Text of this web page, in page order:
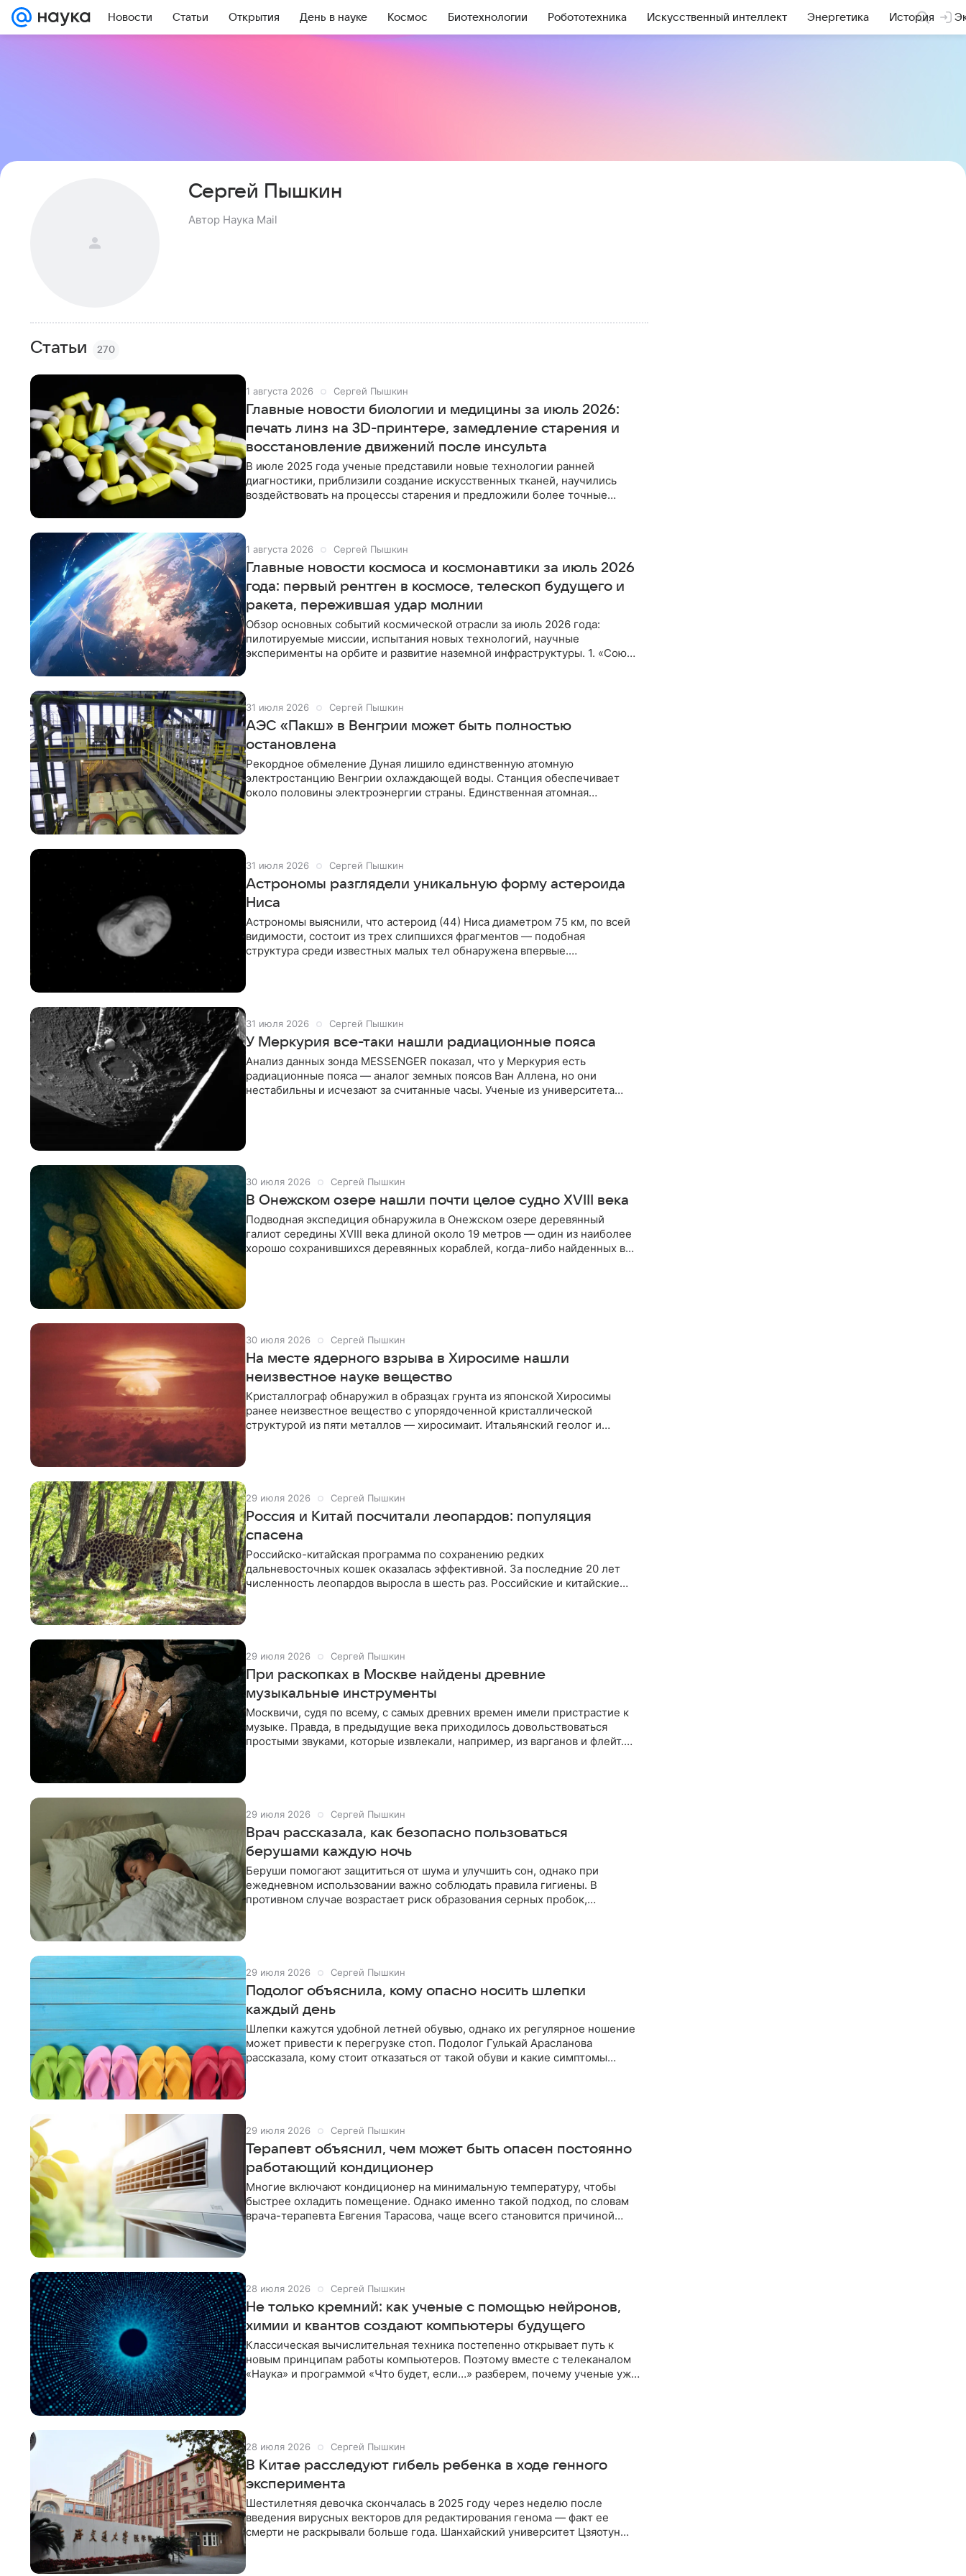
Новости Статьи Открытия День в науке Космос Биотехнологии Робототехника Искусственный интеллект Энергетика История
Сергей Пышкин
Автор Наука Mail
Статьи 270
1 августа 2026 Сергей Пышкин
Главные новости биологии и медицины за июль 2026:
печать линз на 3D-принтере, замедление старения и
восстановление движений после инсульта
В июле 2025 года ученые представили новые технологии ранней
диагностики, приблизили создание искусственных тканей, научились
воздействовать на процессы старения и предложили более точные
1 августа 2026 Сергей Пышкин
Главные новости космоса и космонавтики за июль 2026
года: первый рентген в космосе, телескоп будущего и
ракета, пережившая удар молнии
Обзор основных событий космической отрасли за июль 2026 года:
пилотируемые миссии, испытания новых технологий, научные
эксперименты на орбите и развитие наземной инфраструктуры. 1. «Союз
31 июля 2026 Сергей Пышкин
АЭС «Пакш» в Венгрии может быть полностью
остановлена
Рекордное обмеление Дуная лишило единственную атомную
электростанцию Венгрии охлаждающей воды. Станция обеспечивает
около половины электроэнергии страны. Единственная атомная
31 июля 2026 Сергей Пышкин
Астрономы разглядели уникальную форму астероида
Ниса
Астрономы выяснили, что астероид (44) Ниса диаметром 75 км, по всей
видимости, состоит из трех слипшихся фрагментов — подобная
структура среди известных малых тел обнаружена впервые.
31 июля 2026 Сергей Пышкин
У Меркурия все-таки нашли радиационные пояса
Анализ данных зонда MESSENGER показал, что у Меркурия есть
радиационные пояса — аналог земных поясов Ван Аллена, но они
нестабильны и исчезают за считанные часы. Ученые из университета
30 июля 2026 Сергей Пышкин
В Онежском озере нашли почти целое судно XVIII века
Подводная экспедиция обнаружила в Онежском озере деревянный
галиот середины XVIII века длиной около 19 метров — один из наиболее
хорошо сохранившихся деревянных кораблей, когда-либо найденных во
30 июля 2026 Сергей Пышкин
На месте ядерного взрыва в Хиросиме нашли
неизвестное науке вещество
Кристаллограф обнаружил в образцах грунта из японской Хиросимы
ранее неизвестное вещество с упорядоченной кристаллической
структурой из пяти металлов — хиросимаит. Итальянский геолог и
29 июля 2026 Сергей Пышкин
Россия и Китай посчитали леопардов: популяция
спасена
Российско-китайская программа по сохранению редких
дальневосточных кошек оказалась эффективной. За последние 20 лет
численность леопардов выросла в шесть раз. Российские и китайские
29 июля 2026 Сергей Пышкин
При раскопках в Москве найдены древние
музыкальные инструменты
Москвичи, судя по всему, с самых древних времен имели пристрастие к
музыке. Правда, в предыдущие века приходилось довольствоваться
простыми звуками, которые извлекали, например, из варганов и флейт.
29 июля 2026 Сергей Пышкин
Врач рассказала, как безопасно пользоваться
берушами каждую ночь
Беруши помогают защититься от шума и улучшить сон, однако при
ежедневном использовании важно соблюдать правила гигиены. В
противном случае возрастает риск образования серных пробок,
29 июля 2026 Сергей Пышкин
Подолог объяснила, кому опасно носить шлепки
каждый день
Шлепки кажутся удобной летней обувью, однако их регулярное ношение
может привести к перегрузке стоп. Подолог Гулькай Арасланова
рассказала, кому стоит отказаться от такой обуви и какие симптомы
29 июля 2026 Сергей Пышкин
Терапевт объяснил, чем может быть опасен постоянно
работающий кондиционер
Многие включают кондиционер на минимальную температуру, чтобы
быстрее охладить помещение. Однако именно такой подход, по словам
врача-терапевта Евгения Тарасова, чаще всего становится причиной
28 июля 2026 Сергей Пышкин
Не только кремний: как ученые с помощью нейронов,
химии и квантов создают компьютеры будущего
Классическая вычислительная техника постепенно открывает путь к
новым принципам работы компьютеров. Поэтому вместе с телеканалом
«Наука» и программой «Что будет, если…» разберем, почему ученые уже
28 июля 2026 Сергей Пышкин
В Китае расследуют гибель ребенка в ходе генного
эксперимента
Шестилетняя девочка скончалась в 2025 году через неделю после
введения вирусных векторов для редактирования генома — факт ее
смерти не раскрывали больше года. Шанхайский университет Цзяотун